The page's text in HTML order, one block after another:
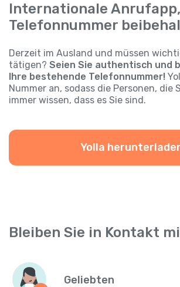
Internationale
Telefonnummer
Derzeit im Ausland und müssen
tätigen? Seien Sie authentisch und
Ihre bestehende Telefonnummer!
Nummer an, sodass die Personen, die
immer wissen, dass es Sie sind.
Yolla
Bleiben Sie in Kontakt
Geliebten